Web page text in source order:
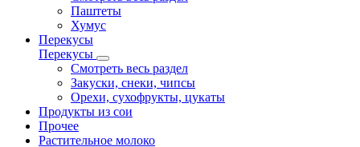
Паштеты
Хумус
Перекусы
Перекусы
Смотреть весь раздел
Закуски, снеки, чипсы
Орехи, сухофрукты, цукаты
Продукты из сои
Прочее
Растительное молоко